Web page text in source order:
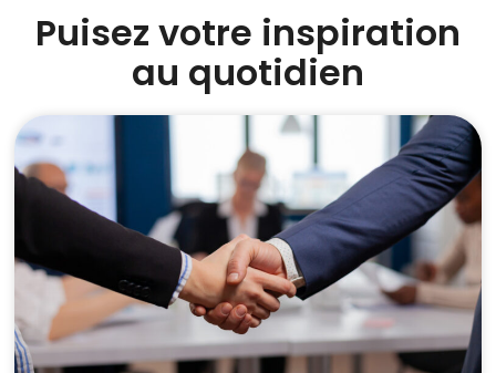
Puisez votre inspiration
au quotidien